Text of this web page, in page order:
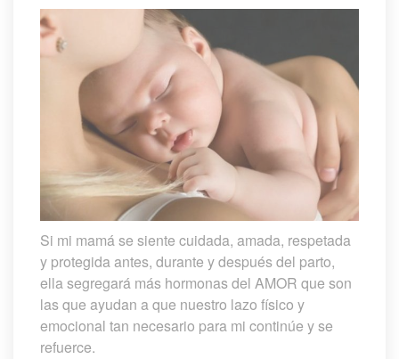
Si mi mamá se siente cuidada, amada, respetada
y protegida antes, durante y después del parto,
ella segregará más hormonas del AMOR que son
las que ayudan a que nuestro lazo físico y
emocional tan necesario para mi continúe y se
refuerce.